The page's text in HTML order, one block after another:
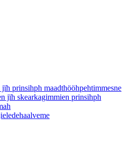
prinsihph maadthööhpehtimmesne
jïh skearkagimmien prinsihph